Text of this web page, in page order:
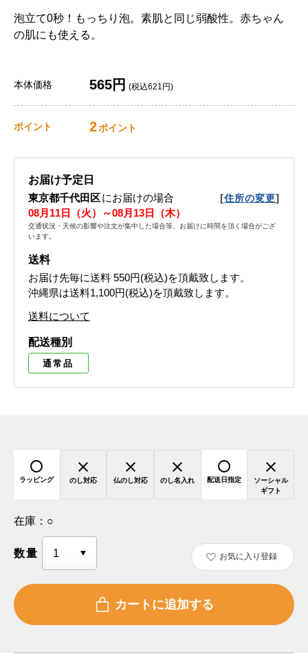
泡立て0秒！もっちり泡。素肌と同じ弱酸性。赤ちゃん
の肌にも使える。
本体価格 565円 (税込621円)
ポイント 2ポイント
お届け予定日
東京都千代田区にお届けの場合 [住所の変更]
08月11日（火）～08月13日（木）
交通状況・天候の影響や注文が集中した場合等、お届けに時間を頂く場合がござ
います。
送料
お届け先毎に送料 550円(税込)を頂戴致します。
沖縄県は送料1,100円(税込)を頂戴致します。
送料について
配送種別
通常品
ラッピング のし対応 仏のし対応 のし名入れ 配送日指定
ソーシャル
ギフト
在庫： ○
数量 お気に入り登録